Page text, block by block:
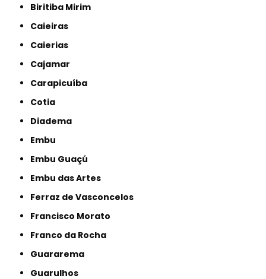
Biritiba Mirim
Caieiras
Caierias
Cajamar
Carapicuíba
Cotia
Diadema
Embu
Embu Guaçú
Embu das Artes
Ferraz de Vasconcelos
Francisco Morato
Franco da Rocha
Guararema
Guarulhos